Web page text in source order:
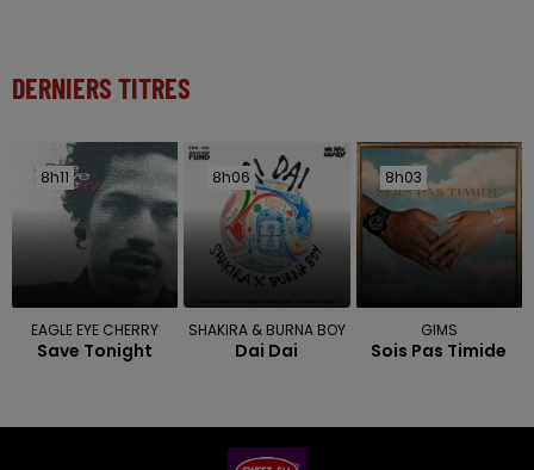
DERNIERS TITRES
8h11
8h11
EAGLE EYE CHERRY
Save Tonight
8h06
8h06
SHAKIRA & BURNA BOY
Dai Dai
8h03
8h03
GIMS
Sois Pas Timide